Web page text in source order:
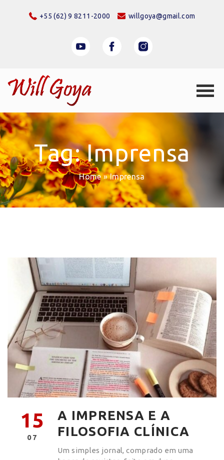
+55 (62) 9 8211-2000 willgoya@gmail.com
Tag: Imprensa
Home »Imprensa
15
07
A IMPRENSA E A
FILOSOFIA CLÍNICA
Um simples jornal, comprado em uma